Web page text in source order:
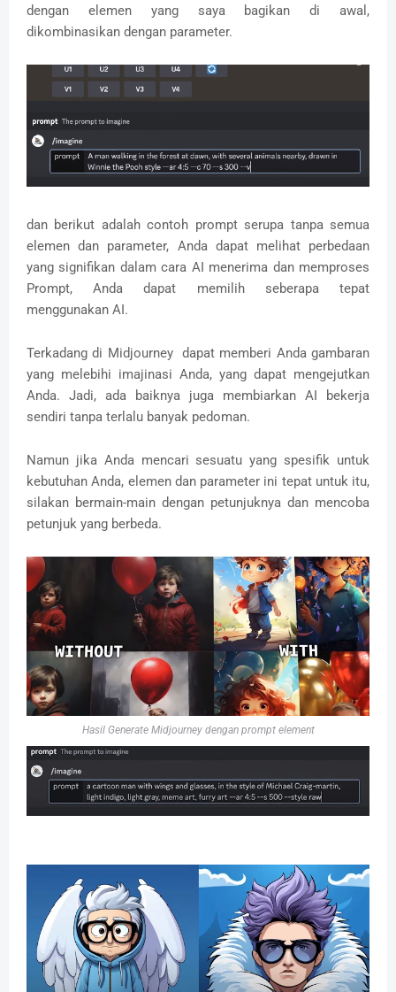
dengan elemen yang saya bagikan di awal,
dikombinasikan dengan parameter.
dan berikut adalah contoh prompt serupa tanpa semua
elemen dan parameter, Anda dapat melihat perbedaan
yang signifikan dalam cara AI menerima dan memproses
Prompt, Anda dapat memilih seberapa tepat
menggunakan AI.
Terkadang di Midjourney dapat memberi Anda gambaran
yang melebihi imajinasi Anda, yang dapat mengejutkan
Anda. Jadi, ada baiknya juga membiarkan AI bekerja
sendiri tanpa terlalu banyak pedoman.
Namun jika Anda mencari sesuatu yang spesifik untuk
kebutuhan Anda, elemen dan parameter ini tepat untuk itu,
silakan bermain-main dengan petunjuknya dan mencoba
petunjuk yang berbeda.
Hasil Generate Midjourney dengan prompt element